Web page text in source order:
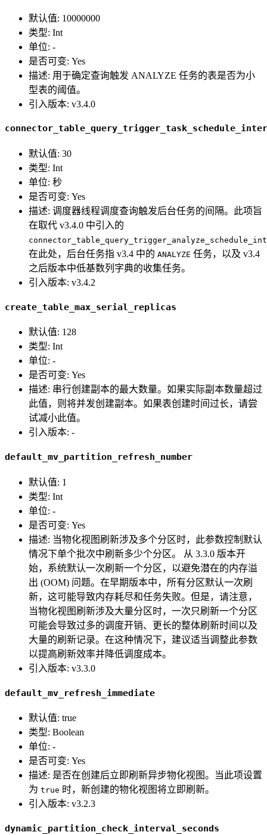
默认值: 10000000
类型: Int
单位: -
是否可变: Yes
描述: 用于确定查询触发 ANALYZE 任务的表是否为小
型表的阈值。
引入版本: v3.4.0
默认值: 30
类型: Int
单位: 秒
是否可变: Yes
描述: 调度器线程调度查询触发后台任务的间隔。此项旨
在取代 v3.4.0 中引入的
在此处，后台任务指 v3.4 中的 ANALYZE 任务，以及 v3.4
之后版本中低基数列字典的收集任务。
引入版本: v3.4.2
create_table_max_serial_replicas
默认值: 128
类型: Int
单位: -
是否可变: Yes
描述: 串行创建副本的最大数量。如果实际副本数量超过
此值，则将并发创建副本。如果表创建时间过长，请尝
试减小此值。
引入版本: -
default_mv_partition_refresh_number
默认值: 1
类型: Int
单位: -
是否可变: Yes
描述: 当物化视图刷新涉及多个分区时，此参数控制默认
情况下单个批次中刷新多少个分区。 从 3.3.0 版本开
始，系统默认一次刷新一个分区，以避免潜在的内存溢
出 (OOM) 问题。在早期版本中，所有分区默认一次刷
新，这可能导致内存耗尽和任务失败。但是，请注意，
当物化视图刷新涉及大量分区时，一次只刷新一个分区
可能会导致过多的调度开销、更长的整体刷新时间以及
大量的刷新记录。在这种情况下，建议适当调整此参数
以提高刷新效率并降低调度成本。
引入版本: v3.3.0
default_mv_refresh_immediate
默认值: true
类型: Boolean
单位: -
是否可变: Yes
描述: 是否在创建后立即刷新异步物化视图。当此项设置
为 true 时，新创建的物化视图将立即刷新。
引入版本: v3.2.3
dynamic_partition_check_interval_seconds